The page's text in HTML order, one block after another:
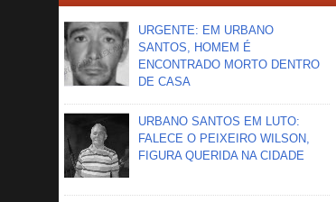
URGENTE: EM URBANO
SANTOS, HOMEM É
ENCONTRADO MORTO DENTRO
DE CASA
URBANO SANTOS EM LUTO:
FALECE O PEIXEIRO WILSON,
FIGURA QUERIDA NA CIDADE